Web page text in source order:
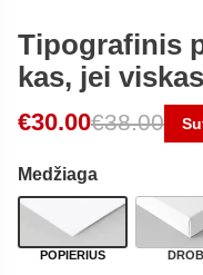
Tipografinis
kas, jei
€30.00€38.00
Original price
Current price
Medžiaga
POPIERIUS